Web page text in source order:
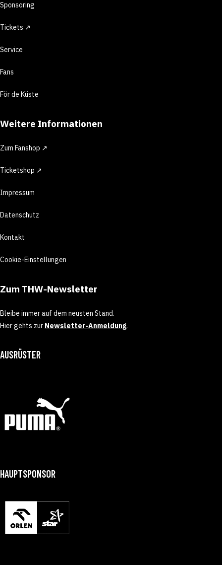
Sponsoring
Tickets ↗
Service
Fans
För de Küste
Weitere Informationen
Zum Fanshop ↗
Ticketshop ↗
Impressum
Datenschutz
Kontakt
Cookie-Einstellungen
Zum THW-Newsletter
Bleibe immer auf dem neusten Stand.
Hier gehts zur Newsletter-Anmeldung.
AUSRÜSTER
HAUPTSPONSOR